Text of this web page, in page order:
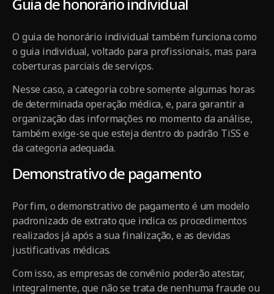
O guia de honorário individual também funciona como
o guia individual, voltado para profissionais, mas para
coberturas parciais de serviços.
Nesse caso, a categoria cobre somente algumas horas
de determinada operação médica, e, para garantir a
organização das informações no momento da análise,
também exige-se que esteja dentro do padrão TiSS e
da categoria adequada.
Demonstrativo de pagamento
Por fim, o demonstrativo de pagamento é um modelo
padronizado de extrato que indica os procedimentos
realizados já após a sua finalização, e as devidas
justificativas médicas.
Com isso, as empresas de convênio poderão atestar,
integralmente, que não se trata de nenhuma fraude ou